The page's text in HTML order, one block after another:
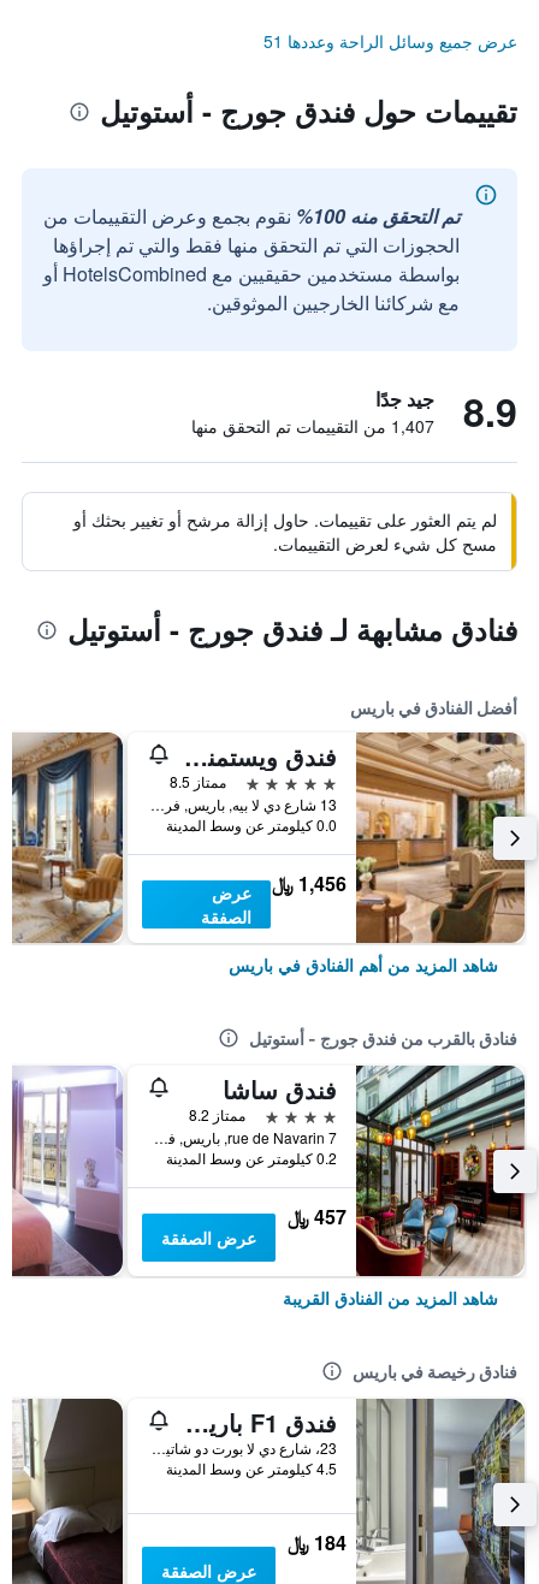
عرض جميع وسائل الراحة وعددها 51
تقييمات حول فندق جورج - أستوتيل
تم التحقق منه 100%
نقوم بجمع وعرض التقييمات من
الحجوزات التي تم التحقق منها فقط والتي تم إجراؤها
بواسطة مستخدمين حقيقيين مع HotelsCombined أو
مع شركائنا الخارجيين الموثوقين.
8.9 جيد جدًا
1,407 من التقييمات تم التحقق منها
لم يتم العثور على تقييمات. حاول إزالة مرشح أو تغيير بحثك أو
مسح كل شيء لعرض التقييمات.
فنادق مشابهة لـ فندق جورج - أستوتيل
أفضل الفنادق في باريس
فندق ويستمنستر
5 نجوم
ممتاز 8.5
13 شارع دي لا بيه, باريس, فرنسا
0.0 كيلومتر عن وسط المدينة
1,456 ﷼
عرض
الصفقة
شاهد المزيد من أهم الفنادق في باريس
فنادق بالقرب من فندق جورج - أستوتيل
فندق ساشا
4 نجوم
ممتاز 8.2
7 rue de Navarin, باريس, فرنسا
0.2 كيلومتر عن وسط المدينة
457 ﷼
عرض الصفقة
شاهد المزيد من الفنادق القريبة
فنادق رخيصة في باريس
فندق F1 باريس بورت دو شاتيلون
23، شارع دي لا بورت دو شاتيلون, باريس, فرنسا
4.5 كيلومتر عن وسط المدينة
184 ﷼
عرض الصفقة